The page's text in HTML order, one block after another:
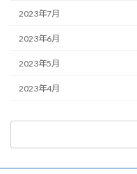
2023年7月
2023年6月
2023年5月
2023年4月